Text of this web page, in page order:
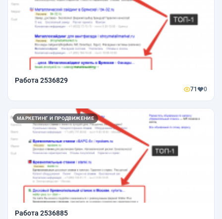
Работа 2536829
71 0
МАРКЕТИНГ И ПРОДВИЖЕНИЕ
Работа 2536885